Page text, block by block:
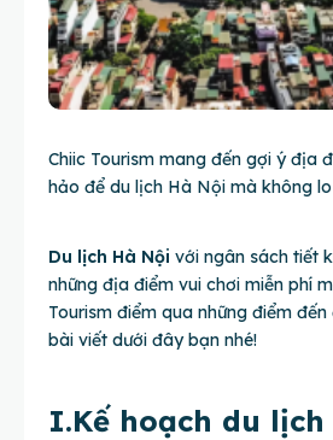
Chiic Tourism mang đến gợi ý địa
hảo để du lịch Hà Nội mà không lo
Du lịch Hà Nội với ngân sách tiết
những địa điểm vui chơi miễn phí
Tourism điểm qua những điểm
bài viết dưới đây bạn nhé!
I.Kế hoạch du lịch